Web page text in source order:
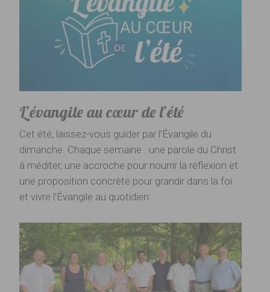
L’évangile au cœur de l’été
Cet été, laissez-vous guider par l’Évangile du
dimanche. Chaque semaine : une parole du Christ
à méditer, une accroche pour nourrir la réflexion et
une proposition concrète pour grandir dans la foi
et vivre l’Évangile au quotidien.